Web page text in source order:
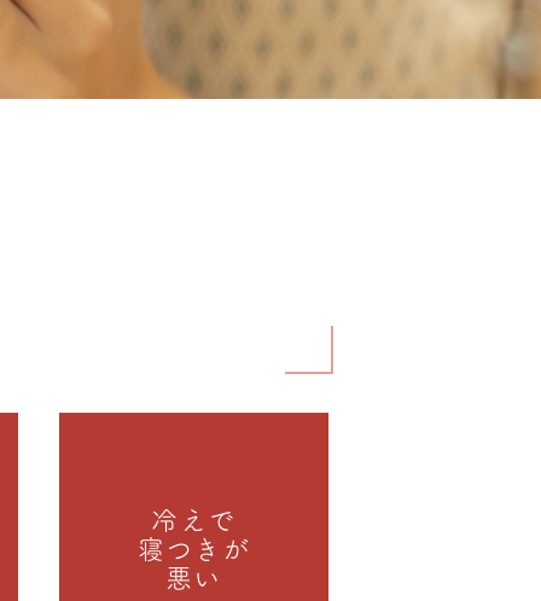
冷えで
寝つきが
悪い